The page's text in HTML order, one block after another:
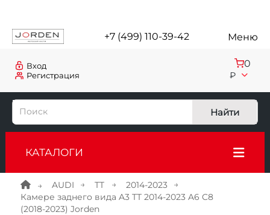
+7 (499) 110-39-42 Меню
Регистрация
Вход 0
₽
Найти
КАТАЛОГИ
AUDI TT
2014-2023
Камере заднего вида A3 TT 2014-2023 A6 C8
(2018-2023) Jorden